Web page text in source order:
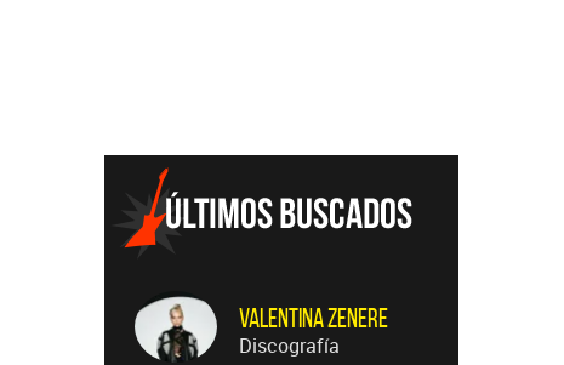
Valentina Zenere
Discografía